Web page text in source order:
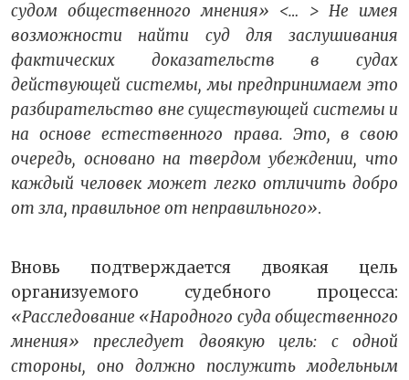
судом общественного мнения» <… > Не имея
возможности найти суд для заслушивания
фактических доказательств в судах
действующей системы, мы предпринимаем это
разбирательство вне существующей системы и
на основе естественного права. Это, в свою
очередь, основано на твердом убеждении, что
каждый человек может легко отличить добро
от зла, правильное от неправильного».
Вновь подтверждается двоякая цель
организуемого судебного процесса:
«Расследование «Народного суда общественного
мнения» преследует двоякую цель: с одной
стороны, оно должно послужить модельным